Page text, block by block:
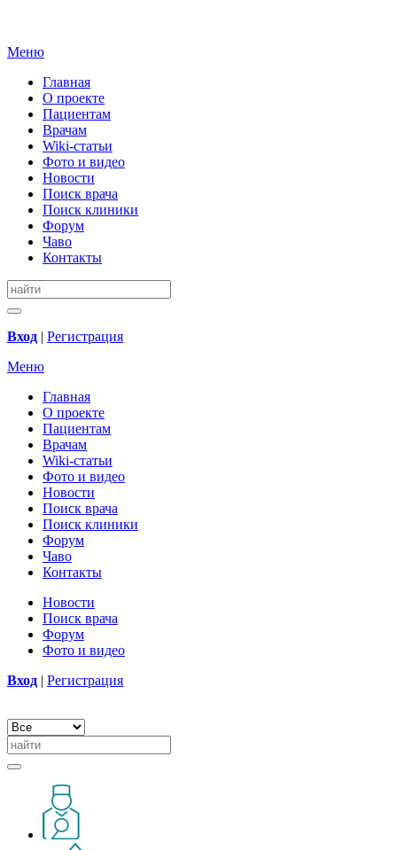
Меню
Главная
О проекте
Пациентам
Врачам
Wiki-статьи
Фото и видео
Новости
Поиск врача
Поиск клиники
Форум
Чаво
Контакты
Вход | Регистрация
Меню
Главная
О проекте
Пациентам
Врачам
Wiki-статьи
Фото и видео
Новости
Поиск врача
Поиск клиники
Форум
Чаво
Контакты
Новости
Поиск врача
Форум
Фото и видео
Вход | Регистрация